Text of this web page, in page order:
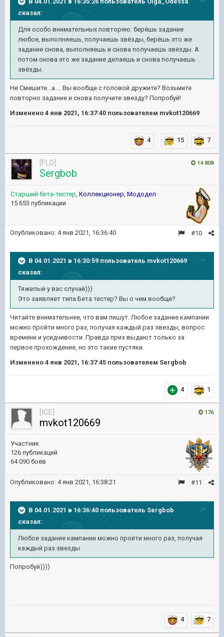
сказал:
Для особо внимательных повторяю: берёшь задание
любое, выполняешь, получаешь звёзды, берёшь это же
задание снова, выполняешь и снова получаешь звёзды. А
потом снова это же задание делаешь и снова получаешь
звёзды.
Не Смешите...а.... Вы вообще с головой дружите? Возьмите
повторно задание и снова получите звезду? Попробуй!
Изменено 4 янв 2021, 16:37:40 пользователем mvkot120669
4 15 7
14 808
[FLD]
Sergbob
Старший бета-тестер, Коллекционер, Мододел
15 653 публикации
#10
Опубликовано: 4 янв 2021, 16:36:40
В 04.01.2021 в 16:30:59 пользователь mvkot120669
сказал:
Тяжелый у вас случай)))
Это заявляет типа Бета тестер? Вы о чем вообще?
Читайте внимательнее, что вам пишут. Любое задание кампании
можно пройти много раз, получая каждый раз звезды, вопрос
времени и усидчивости. Правда приз выдают только за
первое прохождение, но это такие пустяки.
Изменено 4 янв 2021, 16:37:45 пользователем Sergbob
4 1
176
[ICE]
mvkot120669
Участник
126 публикаций
64 090 боёв
#11
Опубликовано: 4 янв 2021, 16:38:21
В 04.01.2021 в 16:36:40 пользователь Sergbob
сказал:
Любое задание кампании можно пройти много раз, получая
каждый раз звезды
Попробуй))))
4 7